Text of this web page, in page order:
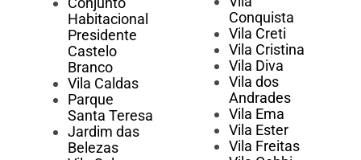
Habitacional
Presidente
Castelo
Branco
Vila Caldas
Parque
Santa Teresa
Jardim das
Belezas
Conquista
Vila Creti
Vila Cristina
Vila Diva
Vila dos
Andrades
Vila Ema
Vila Ester
Vila Freitas